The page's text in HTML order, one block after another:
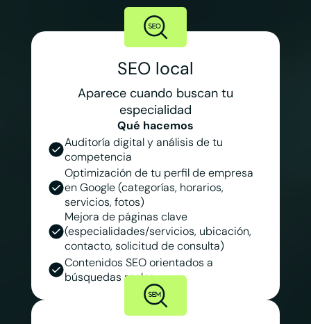
SEO local
Aparece cuando buscan tu
especialidad
Qué hacemos
Auditoría digital y análisis de tu
competencia
Optimización de tu perfil de empresa
en Google (categorías, horarios,
servicios, fotos)
Mejora de páginas clave
(especialidades/servicios, ubicación,
contacto, solicitud de consulta)
Contenidos SEO orientados a
búsquedas reales